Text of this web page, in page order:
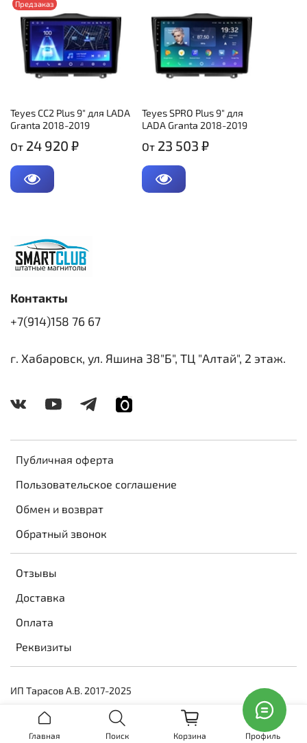
Предзаказ
Teyes CC2 Plus 9" для LADA
Granta 2018-2019
От 24 920 ₽
Teyes SPRO Plus 9" для
LADA Granta 2018-2019
От 23 503 ₽
Публичная оферта
Пользовательское соглашение
Обмен и возврат
Обратный звонок
Отзывы
Доставка
Оплата
Реквизиты
Контакты
+7(914)158 76 67
г. Хабаровск, ул. Яшина 38"Б", ТЦ "Алтай", 2 этаж.
ИП Тарасов А.В. 2017-2025
Главная Поиск Корзина Профиль